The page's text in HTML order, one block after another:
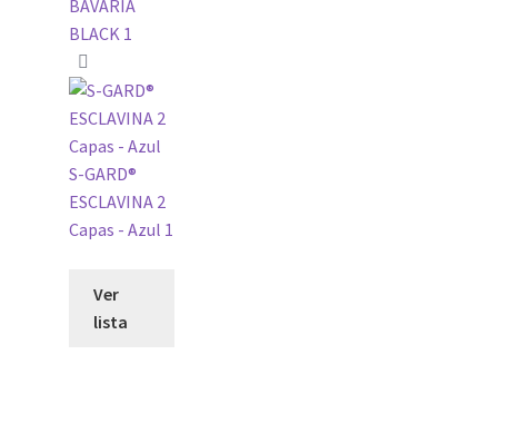
BAVARIA
BLACK 1
S-GARD®
ESCLAVINA 2
Capas - Azul 1
Ver
lista